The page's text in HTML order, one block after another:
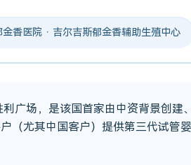
香医院 · 吉尔吉斯郁金香辅助生殖中心
广场，是该国首家由中资背景创建
（尤其中国客户）提供第三代试管